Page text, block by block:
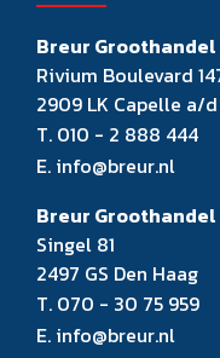
Breur Groothandel
Rivium Boulevard
2909 LK Capelle a/
T. 010 - 2 888 444
E. info@breur.nl
Breur Groothandel
Singel 81
2497 GS Den Haag
T. 070 - 30 75 959
E. info@breur.nl